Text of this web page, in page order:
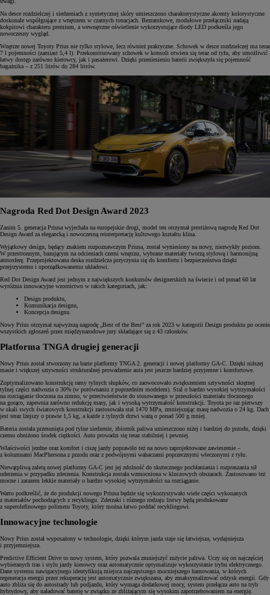
Na desce rozdzielczej i siedzeniach z syntetycznej skóry umieszczono charakterystyczne akcenty kolorystyczne
doskonale współgrające z wnętrzem w czarnych tonacjach. Bezramkowe, modułowe przełączniki nadają
kokpitowi charakteru premium, a wewnętrzne oświetlenie wykorzystujące diody LED podkreśla jego
nowoczesny wygląd.
Wnętrze nowej Toyoty Prius nie tylko stylowe, lecz również praktyczne. Schowek w desce rozdzielczej ma teraz
7 l pojemności (zamiast 5,4 l). Przekonstruowany schowek w konsoli otwiera się teraz od tyłu, aby umożliwić
łatwy dostęp zarówno kierowcy, jak i pasażerowi. Dzięki przeniesieniu baterii zwiększyła się pojemność
bagażnika – z 251 litrów do 284 litrów.
Nagroda Red Dot Design Award 2023
Zanim 5. generacja Priusa wyjechała na europejskie drogi, model ten otrzymał prestiżową nagrodę Red Dot
Design Award za elegancką i nowoczesną reinterpretację kultowego kształtu klina.
Wyjątkowy design, będący znakiem rozpoznawczym Priusa, został wyniesiony na nowy, niezwykły poziom.
W przestronnym, bazującym na odcieniach czerni wnętrzu, wybrane materiały tworzą stylową i harmonijną
atmosferę. Przeprojektowana deska rozdzielcza przyczynia się do komfortu i bezpieczeństwa dzięki
przejrzystemu i uporządkowanemu układowi.
Red Dot Design Award jest jednym z największych konkursów designerskich na świecie i od ponad 60 lat
wyróżnia innowacyjne wzornictwo w takich kategoriach, jak:
Design produktu,
Komunikacja designu,
Koncepcja designu.
Nowy Prius otrzymał najwyższą nagrodę „Best of the Best” za rok 2023 w kategorii Design produktu po ocenie
wszystkich zgłoszeń przez międzynarodowe jury składające się z 43 członków.
Platforma TNGA drugiej generacji
Nowy Prius został stworzony na bazie platformy TNGA 2. generacji i nowej platformy GA-C. Dzięki niższej
masie i większej sztywności strukturalnej prowadzenie auta jest jeszcze bardziej przyjemne i komfortowe.
Zoptymalizowano konstrukcję ramy tylnych słupków, co zaowocowało zwiększeniem sztywności skrętnej
tylnej części nadwozia o 30% (w porównaniu z poprzednim modelem). Stal o bardzo wysokiej wytrzymałości
na rozciąganie tłoczona na zimno, w przeciwieństwie do stosowanego w przeszłości materiału tłoczonego
na gorąco, zapewnia zarówno redukcję masy, jak i wysoką wytrzymałość konstrukcji. Toyota po raz pierwszy
w skali swych światowych konstrukcji zastosowała stal 1470 MPa, zmniejszając masę nadwozia o 24 kg. Dach
jest teraz lżejszy o prawie 1,5 kg, a każde z tylnych drzwi ważą o ponad 500 g mniej.
Bateria została przesunięta pod tylne siedzenie, zbiornik paliwa umieszczono niżej i bardziej do przodu, dzięki
czemu obniżono środek ciężkości. Auto prowadzi się teraz stabilniej i pewniej.
Właściwości jezdne oraz komfort i ciszę jazdy poprawiło też na nowo zaprojektowane zawieszenie –
z kolumnami MacPhersona z przodu oraz z podwójnymi wahaczami poprzecznymi wleczonymi z tyłu.
Niewątpliwą zaletą nowej platformy GA-C jest jej zdolność do skutecznego pochłaniania i rozpraszania sił
uderzenia w przypadku zderzenia. Konstrukcja została wzmocniona w kluczowych obszarach. Zastosowano też
mocne i zarazem lekkie materiały o bardzo wysokiej wytrzymałości na rozciąganie.
Warto podkreślić, że do produkcji nowego Priusa będzie się wykorzystywało wiele części wykonanych
z materiałów pochodzących z recyklingu. Zderzaki i różnego rodzaju listwy będą produkowane
z superolefinowego polimeru Toyoty, który można łatwo poddać recyklingowi.
Innowacyjne technologie
Nowy Prius został wyposażony w technologie, dzięki którym jazda staje się łatwiejsza, wydajniejsza
i przyjemniejsza.
Predictive Efficient Drive to nowy system, który pozwala zmniejszyć zużycie paliwa. Uczy się on najczęściej
wybieranych tras i stylu jazdy kierowcy oraz automatycznie optymalizuje wykorzystanie trybu elektrycznego.
Dane systemu nawigacyjnego identyfikują miejsca najczęstszego mocniejszego hamowania, w których
regeneracja energii przez rekuperację jest automatycznie zwiększana, aby zmaksymalizować odzysk energii. Gdy
auto zbliża się do autostrady lub podjazdu, który wymaga dodatkowej mocy, system przełącza auto na tryb
hybrydowy, aby naładować baterię w związku ze zbliżającym się wysokim zapotrzebowaniem na energię.